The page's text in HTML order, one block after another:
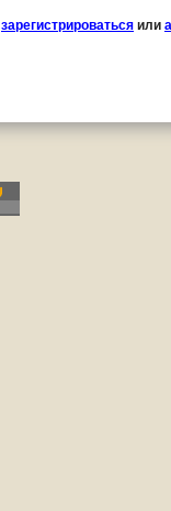
зарегистрироваться или